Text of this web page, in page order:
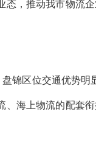
态，推动我市物流
区位交通优势明
、海上物流的配套